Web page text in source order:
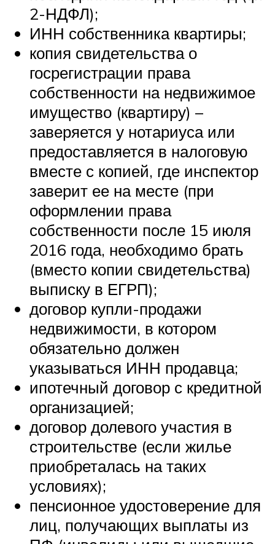
2-НДФЛ);
ИНН собственника квартиры;
копия свидетельства о
госрегистрации права
собственности на недвижимое
имущество (квартиру) –
заверяется у нотариуса или
предоставляется в налоговую
вместе с копией, где инспектор
заверит ее на месте (при
оформлении права
собственности после 15 июля
2016 года, необходимо брать
(вместо копии свидетельства)
выписку в ЕГРП);
договор купли-продажи
недвижимости, в котором
обязательно должен
указываться ИНН продавца;
ипотечный договор с кредитной
организацией;
договор долевого участия в
строительстве (если жилье
приобреталась на таких
условиях);
пенсионное удостоверение для
лиц, получающих выплаты из